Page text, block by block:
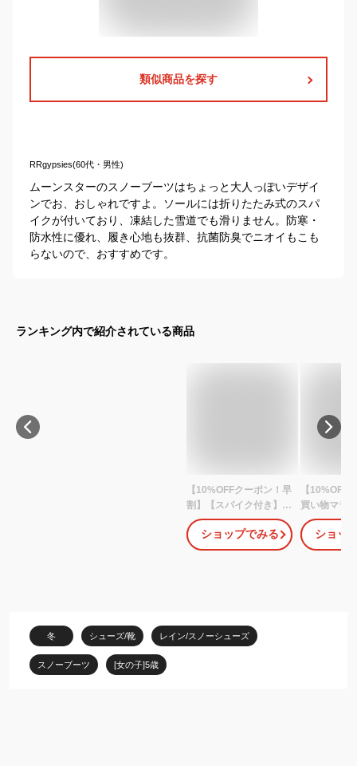
類似商品を探す
RRgypsies(60代・男性)
ムーンスターのスノーブーツはちょっと大人っぽいデザイ
ンでお、おしゃれですよ。ソールには折りたたみ式のスパ
イクが付いており、凍結した雪道でも滑りません。防寒・
防水性に優れ、履き心地も抜群、抗菌防臭でニオイもこも
らないので、おすすめです。
ランキング内で紹介されている商品
【10%OFFクーポン！早
割】【スパイク付き】ス
ノーブーツ キッズ 女の
子 ジュニア スパイク
15cm 16cm 17cm
ク ラベンダー ミント ブ
ルー ]
ショップでみる
【10%OFF
買い物マラ
ブーツ キッ
ュニア 防水
インブーツ
ショッ
冬 シューズ/靴 レイン/スノーシューズ
スノーブーツ [女の子]5歳